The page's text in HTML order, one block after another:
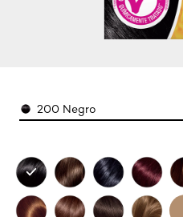
Color200 Negro